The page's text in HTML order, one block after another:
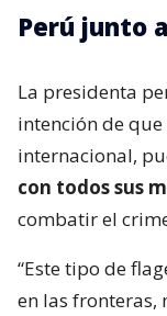
Perú junto
La presidenta
intención de que
internacional,
con todos sus
combatir el
“Este tipo de
en las fronteras,